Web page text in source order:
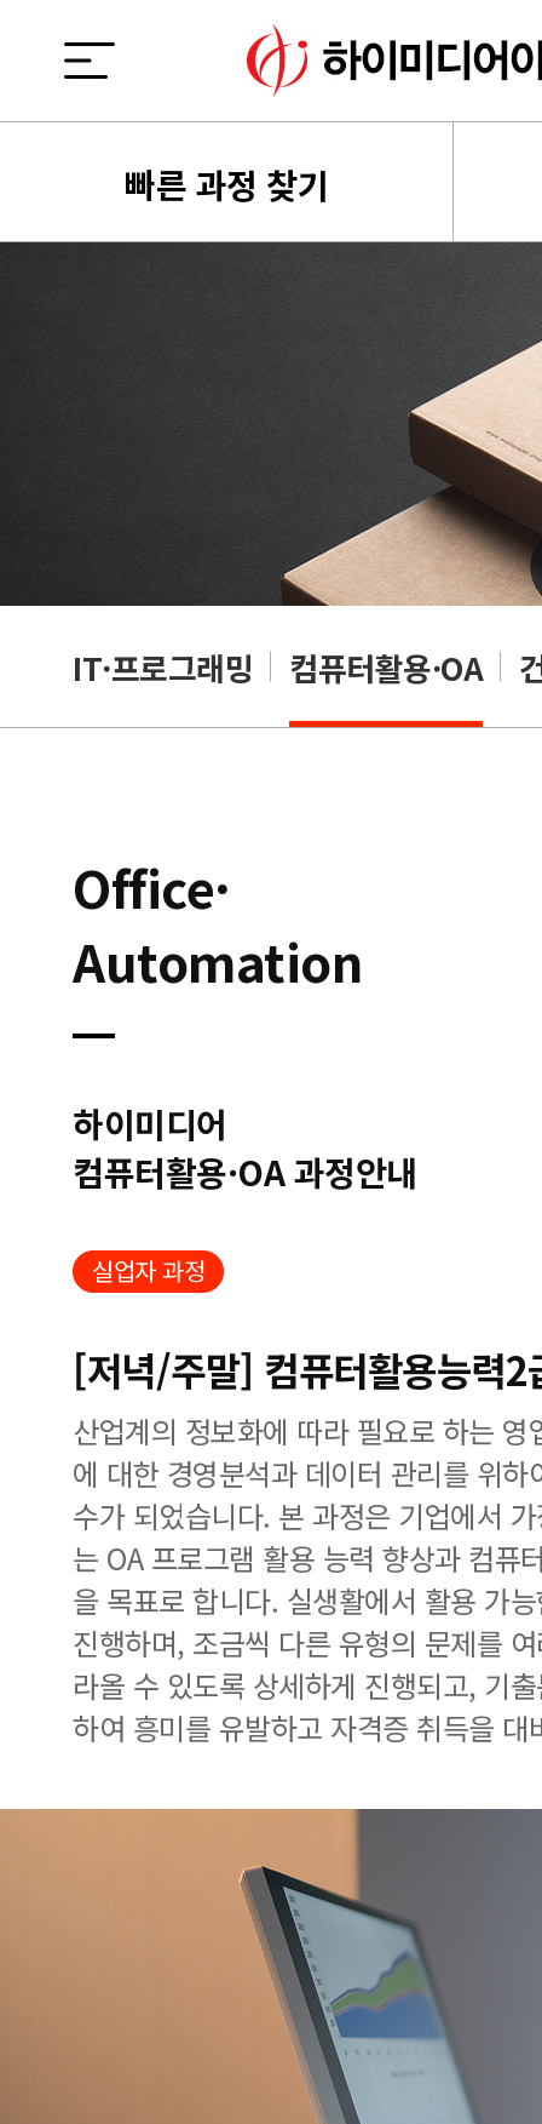
빠른 과정 찾기
IT·프로그래밍 컴퓨터활용·OA
Office·
Automation
하이미디어
컴퓨터활용·OA 과정안내
실업자 과정
[저녁/주말] 컴퓨터활용능력2
산업계의 정보화에 따라 필요로 하는
에 대한 경영분석과 데이터 관리를 위
수가 되었습니다. 본 과정은 기업에서
는 OA 프로그램 활용 능력 향상과 컴퓨
을 목표로 합니다. 실생활에서 활용 가
진행하며, 조금씩 다른 유형의 문제를
라올 수 있도록 상세하게 진행되고, 기
하여 흥미를 유발하고 자격증 취득을 대